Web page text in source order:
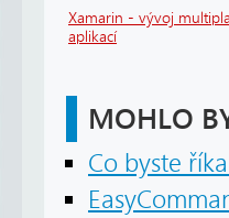
Xamarin - vývoj
aplikací
MOHLO
Co byste